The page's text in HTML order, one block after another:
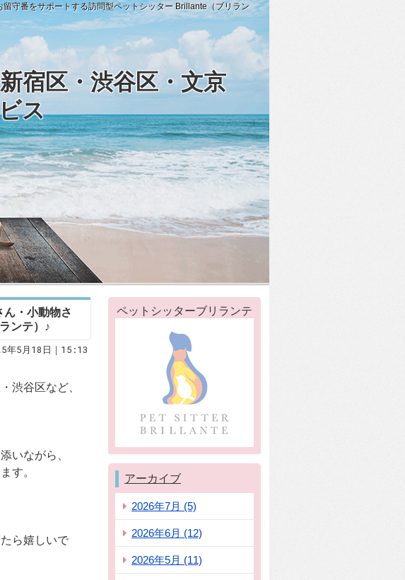
守番をサポートする訪問型ペットシッター Brillante（ブリラン
宿区・渋谷区・文京
ス
・小動物さ
ンテ）♪
年5月18日｜15:13
渋谷区など、
いながら、
す。
ら嬉しいで
ペットシッターブリランテ
アーカイブ
2026年7月 (5)
2026年6月 (12)
2026年5月 (11)